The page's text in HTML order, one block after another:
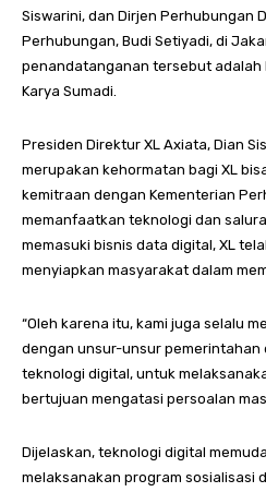
Siswarini, dan Dirjen Perhubungan
Perhubungan, Budi Setiyadi, di
penandatanganan tersebut adalah
Karya Sumadi.
Presiden Direktur XL Axiata, Dian
merupakan kehormatan bagi XL
kemitraan dengan Kementerian
memanfaatkan teknologi dan
memasuki bisnis data digital, XL
menyiapkan masyarakat dalam
“Oleh karena itu, kami juga selalu
dengan unsur-unsur pemerintahan
teknologi digital, untuk
bertujuan mengatasi persoalan
Dijelaskan, teknologi digital
melaksanakan program sosialisasi